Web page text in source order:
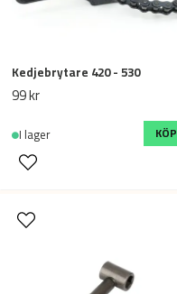
Kedjebrytare 420 - 530
99 kr
I lager KÖP